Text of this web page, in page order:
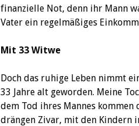
finanzielle Not, denn ihr Mann
Vater ein regelmäßiges
Mit 33 Witwe
Doch das ruhige Leben nimmt
33 Jahre alt geworden. Meine
dem Tod ihres Mannes kommen
drängen Zivar, mit den Kindern